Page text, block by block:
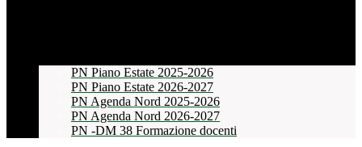
PN Piano Estate 2025-2026
PN Piano Estate 2026-2027
PN Agenda Nord 2025-2026
PN Agenda Nord 2026-2027
PN -DM 38 Formazione docenti